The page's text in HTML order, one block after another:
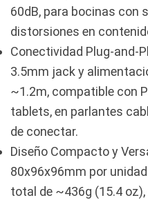
60dB, para bocinas con
distorsiones en
Conectividad Plug-and-
3.5mm jack y
~1.2m, compatible con
tablets, en parlantes
de conectar.
Diseño Compacto y
80x96x96mm por unidad
total de ~436g (15.4